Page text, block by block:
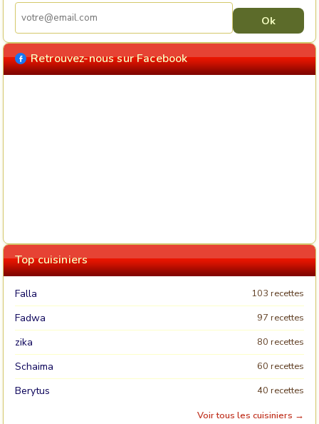
Retrouvez-nous sur Facebook
Top cuisiniers
Falla 103 recettes
Fadwa 97 recettes
zika 80 recettes
Schaima 60 recettes
Berytus
40 recettes
Voir tous les cuisiniers →